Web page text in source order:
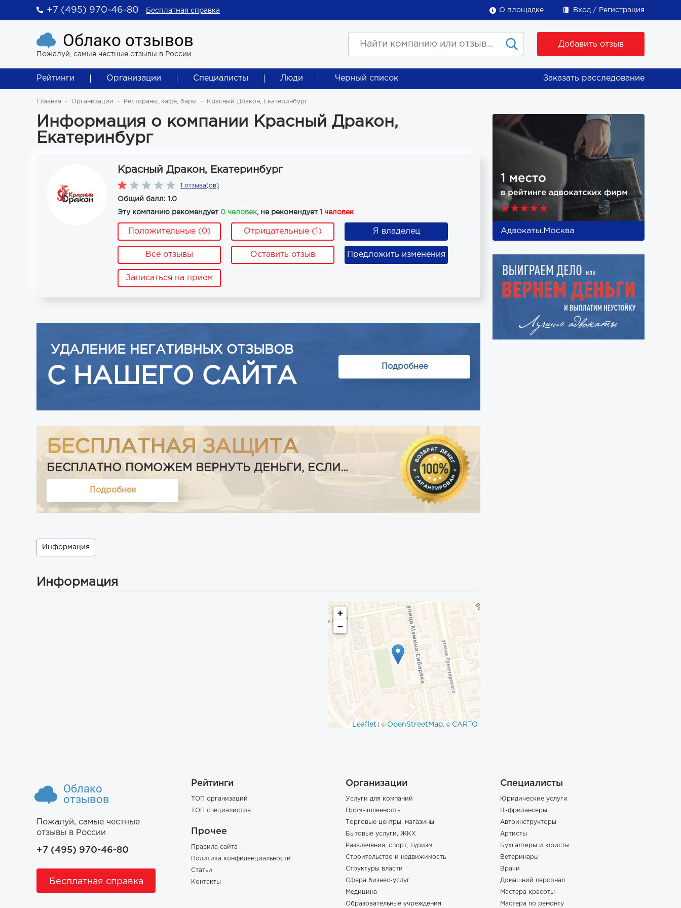
+7 (495) 970-46-80 Бесплатная справка О площадке Вход Регистрация
Облако отзывов
Пожалуй, самые честные отзывы в России
Добавить отзыв
Рейтинги Организации Специалисты Люди Черный список Заказать расследование
Главная Организации Рестораны, кафе, бары Красный Дракон, Екатеринбург
Информация о компании Красный Дракон,
Екатеринбург
Красный Дракон, Екатеринбург
1 отзыва(ов)
Общий балл: 1.0
Эту компанию рекомендует 0 человек, не рекомендует 1 человек
Положительные (0) Отрицательные (1) Я владелец
Все отзывы Оставить отзыв Предложить изменения
Записаться на прием
УДАЛЕНИЕ НЕГАТИВНЫХ ОТЗЫВОВ
С НАШЕГО САЙТА Подробнее
БЕСПЛАТНАЯ ЗАЩИТА
БЕСПЛАТНО ПОМОЖЕМ ВЕРНУТЬ ДЕНЬГИ, ЕСЛИ...
Подробнее
Информация
Информация
+
−
Leaflet | © OpenStreetMap, © CARTO
Облако
отзывов
Пожалуй, самые честные
отзывы в России
+7 (495) 970-46-80
Бесплатная справка
Рейтинги
ТОП организаций
ТОП специалистов
Прочее
Правила сайта
Политика конфиденциальности
Статьи
Контакты
Организации
Услуги для компаний
Промышленность
Торговые центры, магазины
Бытовые услуги, ЖКХ
Развлечения, спорт, туризм
Строительство и недвижимость
Структуры власти
Сфера бизнес-услуг
Медицина
Образовательные учреждения
Специалисты
Юридические услуги
IT-фрилансеры
Автоинструкторы
Артисты
Бухгалтеры и юристы
Ветеринары
Врачи
Домашний персонал
Мастера красоты
Мастера по ремонту